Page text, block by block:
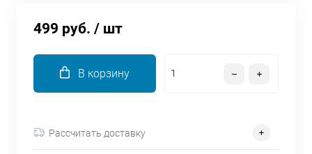
499 руб. / шт
В корзину
Рассчитать доставку
раз в 2
недели
Остались вопросы?
plait.ru